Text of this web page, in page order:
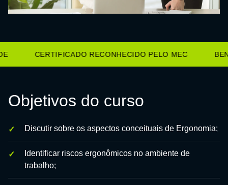
CERTIFICADO RECONHECIDO PELO MEC
Objetivos do curso
Discutir sobre os aspectos conceituais de Ergonomia;
Identificar riscos ergonômicos no ambiente de
trabalho;